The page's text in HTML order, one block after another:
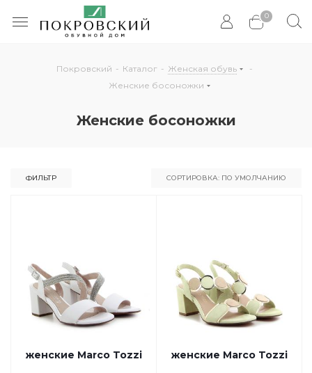
0
Покровский - Каталог - Женская обувь
-
Женские босоножки
Женские босоножки
ФИЛЬТР СОРТИРОВКА: ПО УМОЛЧАНИЮ
женские Marco Tozzi женские Marco Tozzi